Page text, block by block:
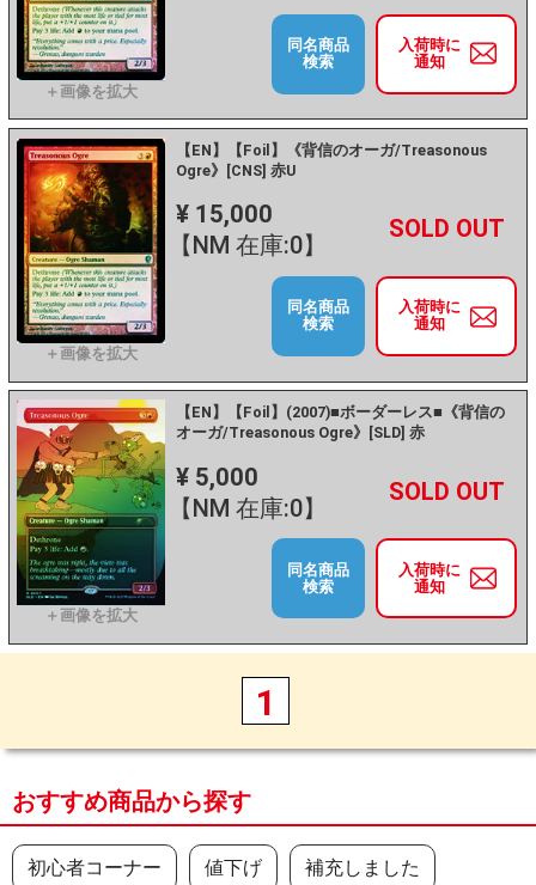
入荷時に
通知
同名商品
検索
【EN】【Foil】《背信のオーガ/Treasonous
Ogre》[CNS] 赤U
¥ 15,000
【NM 在庫:0】
－ +
入荷時に
通知
同名商品
検索
【EN】【Foil】(2007)■ボーダーレス■《背信の
オーガ/Treasonous Ogre》[SLD] 赤
¥ 5,000
【NM 在庫:0】
－ +
入荷時に
通知
同名商品
検索
1
おすすめ商品から探す
初心者コーナー 値下げ 補充しました